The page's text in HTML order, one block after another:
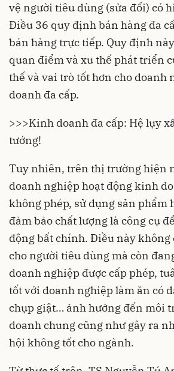
vệ người tiêu dùng (sửa đổi) có
Điều 36 quy định bán hàng đa
bán hàng trực tiếp. Quy định
quan điểm và xu thế phát triển
thế và vai trò tốt hơn cho doanh
doanh đa cấp.
>>>Kinh doanh đa cấp: Hệ lụy
tướng!
Tuy nhiên, trên thị trường hiện
doanh nghiệp hoạt động kinh
không phép, sử dụng sản phẩm
đảm bảo chất lượng là công cụ
động bất chính. Điều này không
cho người tiêu dùng mà còn
doanh nghiệp được cấp phép,
tốt với doanh nghiệp làm ăn có
chụp giật… ảnh hưởng đến môi
doanh chung cũng như gây ra
hội không tốt cho ngành.